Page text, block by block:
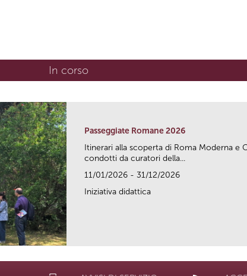
In corso(scheda attiva)
Passeggiate Romane 2026
Itinerari alla scoperta di Roma Moderna e
condotti da curatori della...
11/01/2026 - 31/12/2026
Iniziativa didattica